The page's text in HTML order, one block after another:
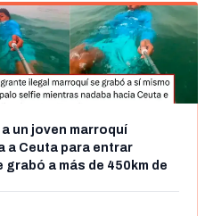
un joven marroquí
a Ceuta para entrar
a más de 450km de